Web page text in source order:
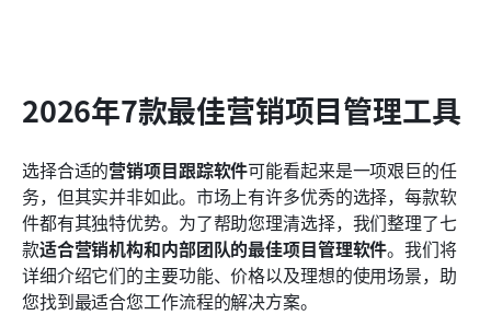
2026年7款最佳营销项目管理工具
选择合适的营销项目跟踪软件可能看起来是一项艰巨的任
务，但其实并非如此。市场上有许多优秀的选择，每款软
件都有其独特优势。为了帮助您理清选择，我们整理了七
款适合营销机构和内部团队的最佳项目管理软件。我们将
详细介绍它们的主要功能、价格以及理想的使用场景，助
您找到最适合您工作流程的解决方案。